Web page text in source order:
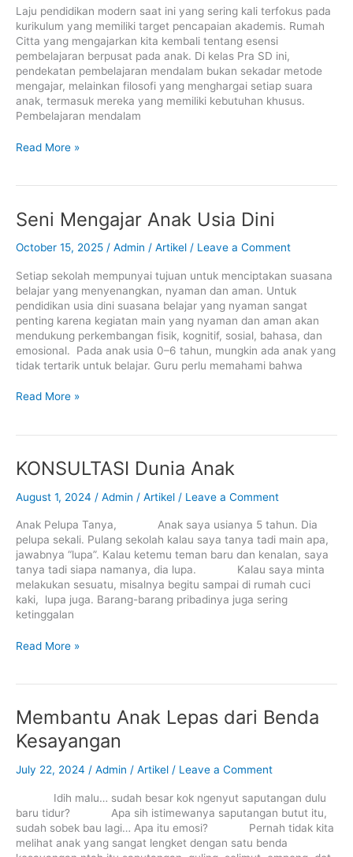
Laju pendidikan modern saat ini yang sering kali terfokus pada
kurikulum yang memiliki target pencapaian akademis. Rumah
Citta yang mengajarkan kita kembali tentang esensi
pembelajaran berpusat pada anak. Di kelas Pra SD ini,
pendekatan pembelajaran mendalam bukan sekadar metode
mengajar, melainkan filosofi yang menghargai setiap suara
anak, termasuk mereka yang memiliki kebutuhan khusus.
Pembelajaran mendalam
Tema
dan
Semua
Suara
Anak
Didengar
Read More »
Seni Mengajar Anak Usia Dini
October 15, 2025 / Admin / Artikel / Leave a Comment
Setiap sekolah mempunyai tujuan untuk menciptakan suasana
belajar yang menyenangkan, nyaman dan aman. Untuk
pendidikan usia dini suasana belajar yang nyaman sangat
penting karena kegiatan main yang nyaman dan aman akan
mendukung perkembangan fisik, kognitif, sosial, bahasa, dan
emosional. Pada anak usia 0–6 tahun, mungkin ada anak yang
tidak tertarik untuk belajar. Guru perlu memahami bahwa
Seni
Mengajar
Anak
Dini
Read More »
KONSULTASI Dunia Anak
August 1, 2024 / Admin / Artikel / Leave a Comment
Anak Pelupa Tanya, Anak saya usianya 5 tahun. Dia
pelupa sekali. Pulang sekolah kalau saya tanya tadi main apa,
jawabnya “lupa”. Kalau ketemu teman baru dan kenalan, saya
tanya tadi siapa namanya, dia lupa. Kalau saya minta
melakukan sesuatu, misalnya begitu sampai di rumah cuci
kaki, lupa juga. Barang-barang pribadinya juga sering
ketinggalan
KONSULTASI
Dunia
Anak
Read More »
Membantu Anak Lepas dari Benda
Kesayangan
July 22, 2024 / Admin / Artikel / Leave a Comment
Idih malu… sudah besar kok ngenyut saputangan dulu
baru tidur? Apa sih istimewanya saputangan butut itu,
sudah sobek bau lagi… Apa itu emosi? Pernah tidak kita
melihat anak yang sangat lengket dengan satu benda
Membantu
Anak
Lepas
Benda